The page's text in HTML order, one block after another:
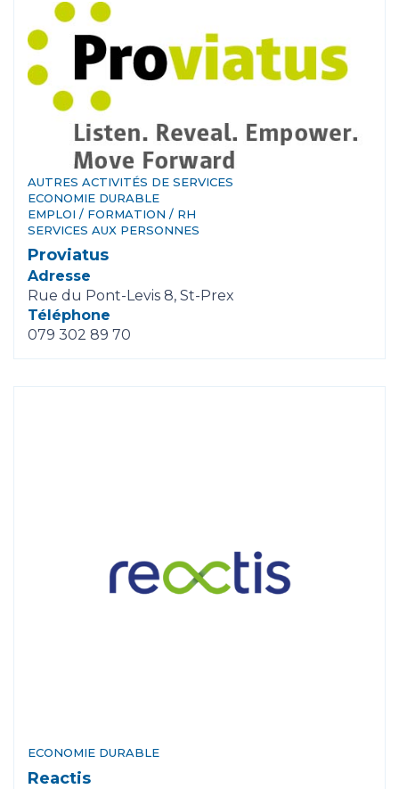
AUTRES ACTIVITÉS DE SERVICES
ECONOMIE DURABLE
EMPLOI / FORMATION / RH
SERVICES AUX PERSONNES
Proviatus
Adresse
Rue du Pont-Levis 8, St-Prex
Téléphone
079 302 89 70
ECONOMIE DURABLE
Reactis